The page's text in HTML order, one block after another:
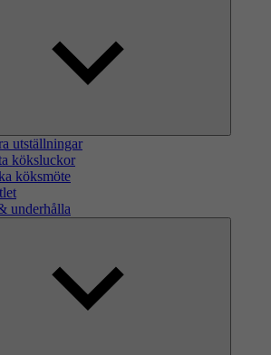
utställningar
köksluckor
köksmöte
underhålla